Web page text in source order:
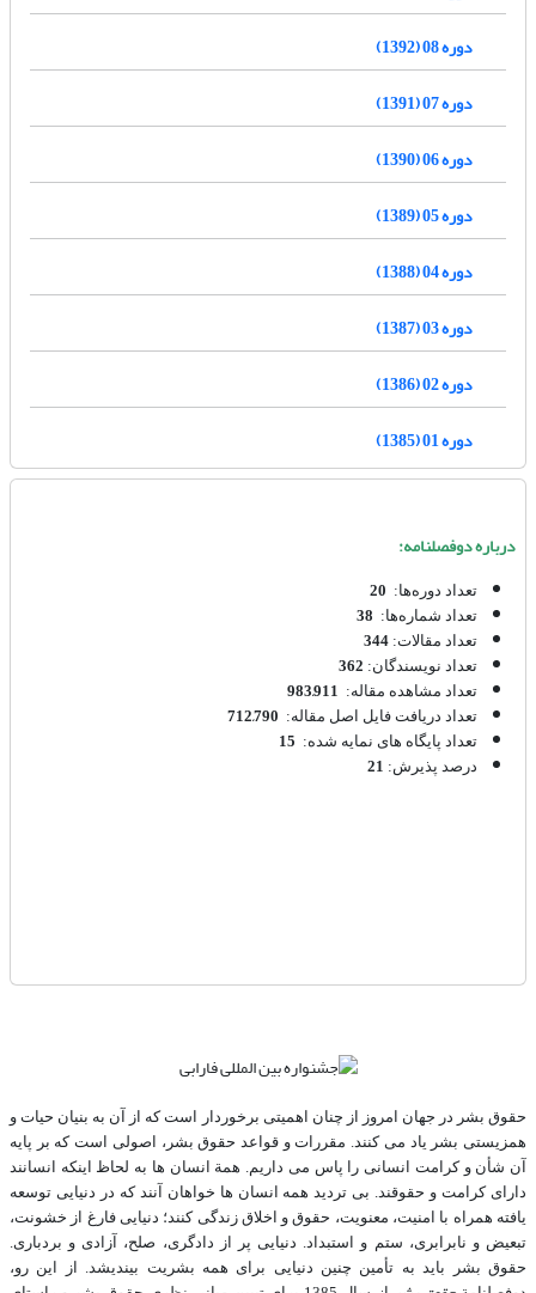
دوره 08 (1392)
دوره 07 (1391)
دوره 06 (1390)
دوره 05 (1389)
دوره 04 (1388)
دوره 03 (1387)
دوره 02 (1386)
دوره 01 (1385)
درباره دوفصلنامه:
تعداد دوره‌ها: 20
تعداد شماره‌ها: 38
تعداد مقالات: 344
تعداد نویسندگان: 362
تعداد مشاهده مقاله: 983,911
تعداد دریافت فایل اصل مقاله: 712,790
تعداد پایگاه های نمایه شده: 15
درصد پذیرش: 21
حقوق بشر در جهان امروز از چنان اهمیتی برخوردار است که از آن به بنیان حیات و
همزیستی بشر یاد می کنند. مقررات و قواعد حقوق بشر، اصولی است که بر پایه
آن شأن و کرامت انسانی را پاس می داریم. همة انسان ها به لحاظ اینکه انسانند
دارای کرامت و حقوقند. بی تردید همه انسان ها خواهان آنند که در دنیایی توسعه
یافته همراه با امنیت، معنویت، حقوق و اخلاق زندگی کنند؛ دنیایی فارغ از خشونت،
تبعیض و نابرابری، ستم و استبداد. دنیایی پر از دادگری، صلح، آزادی و بردباری.
حقوق بشر باید به تأمین چنین دنیایی برای همه بشریت بیندیشد. از این رو،